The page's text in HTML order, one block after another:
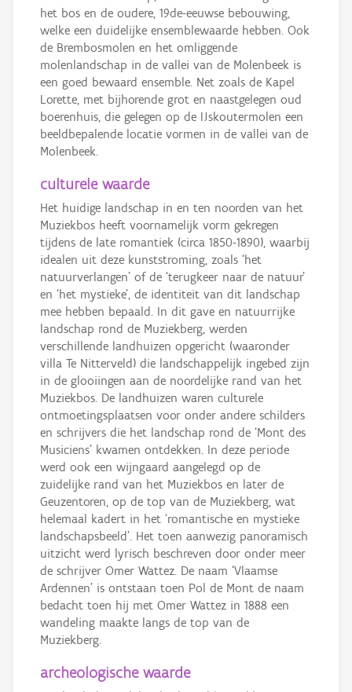
het bos en de oudere, 19de-eeuwse bebouwing,
welke een duidelijke ensemblewaarde hebben. Ook
de Brembosmolen en het omliggende
molenlandschap in de vallei van de Molenbeek is
een goed bewaard ensemble. Net zoals de Kapel
Lorette, met bijhorende grot en naastgelegen oud
boerenhuis, die gelegen op de IJskoutermolen een
beeldbepalende locatie vormen in de vallei van de
Molenbeek.
culturele waarde
Het huidige landschap in en ten noorden van het
Muziekbos heeft voornamelijk vorm gekregen
tijdens de late romantiek (circa 1850-1890), waarbij
idealen uit deze kunststroming, zoals ‘het
natuurverlangen’ of de ‘terugkeer naar de natuur’
en ‘het mystieke’, de identiteit van dit landschap
mee hebben bepaald. In dit gave en natuurrijke
landschap rond de Muziekberg, werden
verschillende landhuizen opgericht (waaronder
villa Te Nitterveld) die landschappelijk ingebed zijn
in de glooiingen aan de noordelijke rand van het
Muziekbos. De landhuizen waren culturele
ontmoetingsplaatsen voor onder andere schilders
en schrijvers die het landschap rond de ‘Mont des
Musiciens’ kwamen ontdekken. In deze periode
werd ook een wijngaard aangelegd op de
zuidelijke rand van het Muziekbos en later de
Geuzentoren, op de top van de Muziekberg, wat
helemaal kadert in het ‘romantische en mystieke
landschapsbeeld’. Het toen aanwezig panoramisch
uitzicht werd lyrisch beschreven door onder meer
de schrijver Omer Wattez. De naam ‘Vlaamse
Ardennen’ is ontstaan toen Pol de Mont de naam
bedacht toen hij met Omer Wattez in 1888 een
wandeling maakte langs de top van de
Muziekberg.
archeologische waarde